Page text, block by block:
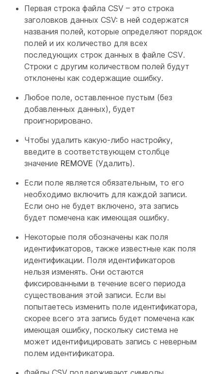
Первая строка файла CSV – это строка
заголовков данных CSV: в ней содержатся
названия полей, которые определяют порядок
полей и их количество для всех
последующих строк данных в файле CSV.
Строки с другим количеством полей будут
отклонены как содержащие ошибку.
Любое поле, оставленное пустым (без
добавленных данных), будет
проигнорировано.
Чтобы удалить какую-либо настройку,
введите в соответствующем столбце
значение REMOVE (Удалить).
Если поле является обязательным, то его
необходимо включить для каждой записи.
Если оно не будет включено, эта запись
будет помечена как имеющая ошибку.
Некоторые поля обозначены как поля
идентификаторов, также известные как поля
идентификации. Поля идентификаторов
нельзя изменять. Они остаются
фиксированными в течение всего периода
существования этой записи. Если вы
попытаетесь изменить поле идентификатора,
скорее всего эта запись будет помечена как
имеющая ошибку, поскольку система не
может идентифицировать запись с неверным
полем идентификатора.